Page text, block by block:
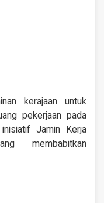
kerajaan untuk
pekerjaan pada
Jamin Kerja
membabitkan